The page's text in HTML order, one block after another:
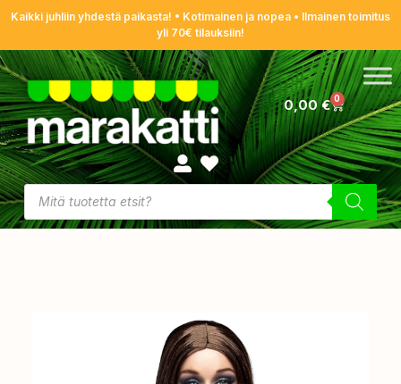
Kaikki juhliin yhdestä paikasta! • Kotimainen ja nopea • Ilmainen toimitus
yli 70€ tilauksiin!
0,00€ 0